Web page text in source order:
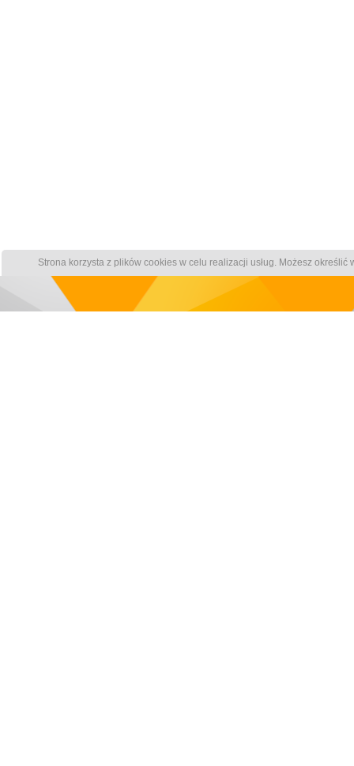
Strona korzysta z plików cookies w celu realizacji usług. Możesz